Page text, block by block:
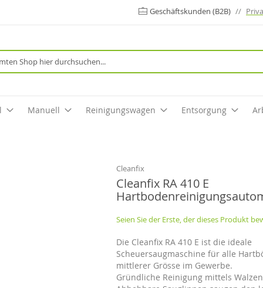
Geschäftskunden (B2B) //
Suche
Manuell Reinigungswagen Entsorgung
Cleanfix
Cleanfix RA 410 E
Seien Sie der Erste, der dieses Produkt
Die Cleanfix RA 410 E ist die ideale
Scheuersaugmaschine für alle
mittlerer Grösse im Gewerbe.
Gründliche Reinigung mittels